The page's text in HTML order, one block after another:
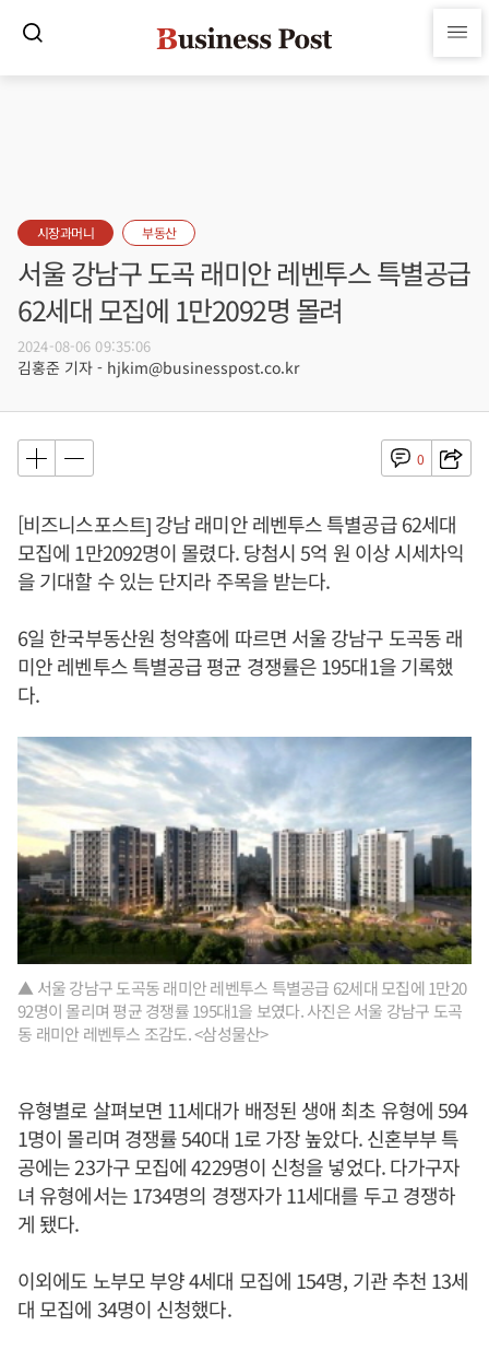
시장과머니 부동산
서울 강남구 도곡 래미안 레벤투스 특별공급
62세대 모집에 1만2092명 몰려
2024-08-06 09:35:06
김홍준 기자 - hjkim@businesspost.co.kr
0
[비즈니스포스트] 강남 래미안 레벤투스 특별공급 62세대
모집에 1만2092명이 몰렸다. 당첨시 5억 원 이상 시세차익
을 기대할 수 있는 단지라 주목을 받는다.
6일 한국부동산원 청약홈에 따르면 서울 강남구 도곡동 래
미안 레벤투스 특별공급 평균 경쟁률은 195대1을 기록했
다.
▲ 서울 강남구 도곡동 래미안 레벤투스 특별공급 62세대 모집에 1만20
92명이 몰리며 평균 경쟁률 195대1을 보였다. 사진은 서울 강남구 도곡
동 래미안 레벤투스 조감도. <삼성물산>
유형별로 살펴보면 11세대가 배정된 생애 최초 유형에 594
1명이 몰리며 경쟁률 540대 1로 가장 높았다. 신혼부부 특
공에는 23가구 모집에 4229명이 신청을 넣었다. 다가구자
녀 유형에서는 1734명의 경쟁자가 11세대를 두고 경쟁하
게 됐다.
이외에도 노부모 부양 4세대 모집에 154명, 기관 추천 13세
대 모집에 34명이 신청했다.